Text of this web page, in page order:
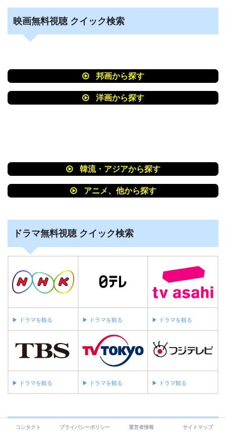
映画無料視聴 クイック検索
邦画から探す
洋画から探す
韓流・アジアから探す
アニメ、他から探す
ドラマ無料視聴 クイック検索
▶︎ ドラマを観る ▶︎ ドラマを観る ▶︎ ドラマを観る
▶︎ ドラマを観る ▶︎ ドラマを観る ▶︎ ドラマ観る
ジャンルから映画の無料視聴を探す
コンタクト プライバシーポリシー 運営者情報 サイトマップ